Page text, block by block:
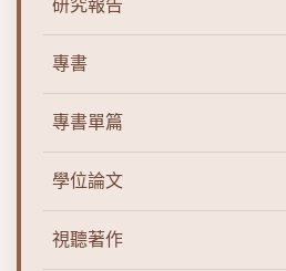
研究報告
專書
專書單篇
學位論文
視聽著作